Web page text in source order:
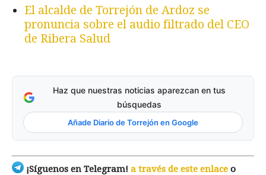
El alcalde de Torrejón de Ardoz se
pronuncia sobre el audio filtrado del CEO
de Ribera Salud
Haz que nuestras noticias aparezcan en tus
búsquedas
Añade Diario de Torrejón en Google
¡Síguenos en Telegram! a través de este enlace o